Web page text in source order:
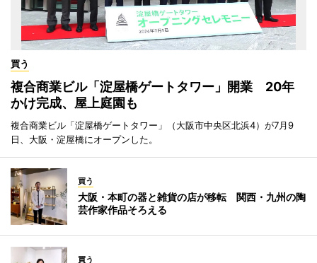
買う
複合商業ビル「淀屋橋ゲートタワー」開業 20年
かけ完成、屋上庭園も
複合商業ビル「淀屋橋ゲートタワー」（大阪市中央区北浜4）が7月9
日、大阪・淀屋橋にオープンした。
買う
大阪・本町の器と雑貨の店が移転 関西・九州の陶
芸作家作品そろえる
買う